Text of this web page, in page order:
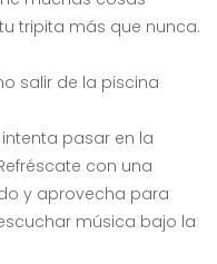
tripita más que nunca.
salir de la piscina
pasar en la
con una
y aprovecha para
música bajo la